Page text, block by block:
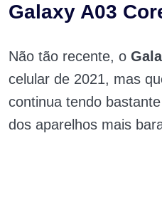
Galaxy A03
Não tão recente, o
celular de 2021, mas
continua tendo
dos aparelhos mais